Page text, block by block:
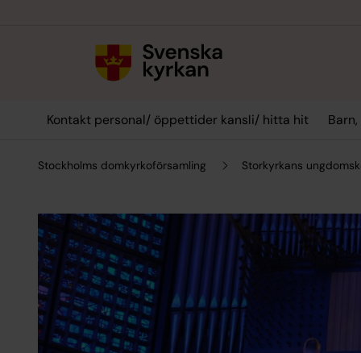
Kontakt personal/ öppettider kansli/ hitta hit
Stockholms domkyrkoförsamling Storkyrkans